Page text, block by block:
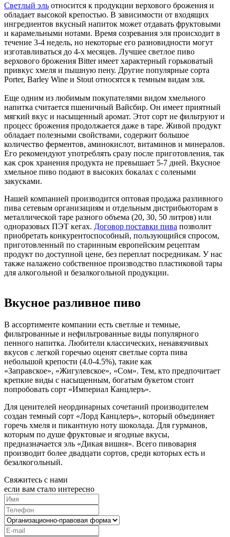
Светлый эль относится к продукции верхового брожения и
обладает высокой крепостью. В зависимости от входящих
ингредиентов вкусный напиток может отдавать фруктовыми
и карамельными нотами. Время созревания эля происходит в
течение 3-4 недель, но некоторые его разновидности могут
изготавливаться до 4-х месяцев. Лучшее светлое пиво
верхового брожения Bitter имеет характерный горьковатый
привкус хмеля и пышную пену. Другие популярные сорта
Porter, Barley Wine и Stout относятся к темным видам эля.
Еще одним из любимым покупателями видом хмельного
напитка считается пшеничный Вайсбир. Он имеет приятный
мягкий вкус и насыщенный аромат. Этот сорт не фильтруют и
процесс брожения продолжается даже в таре. Живой продукт
обладает полезными свойствами, содержит большое
количество ферментов, аминокислот, витаминов и минералов.
Его рекомендуют употреблять сразу после приготовления, так
как срок хранения продукта не превышает 5-7 дней. Вкусное
хмельное пиво подают в высоких бокалах с солеными
закусками.
Нашей компанией производится оптовая продажа разливного
пива сетевым организациям и отдельным дистрибьюторам в
металлической таре разного объема (20, 30, 50 литров) или
одноразовых ПЭТ кегах. Договор поставки пива позволит
приобретать конкурентоспособный, пользующийся спросом,
приготовленный по старинным европейским рецептам
продукт по доступной цене, без переплат посредникам. У нас
также налажено собственное производство пластиковой тары
для алкогольной и безалкогольной продукции.
Вкусное разливное пиво
В ассортименте компании есть светлые и темные,
фильтрованные и нефильтрованные виды популярного
пенного напитка. Любители классических, ненавязчивых
вкусов с легкой горечью оценят светлые сорта пива
небольшой крепости (4.0-4.5%), такие как
«Заправское», «Жигулевское», «Сом». Тем, кто предпочитает
крепкие виды с насыщенным, богатым букетом стоит
попробовать сорт «Империал Канцлеръ».
Для ценителей неординарных сочетаний производителем
создан темный сорт «Лорд Канцлеръ», который объединяет
горечь хмеля и пикантную ноту шоколада. Для гурманов,
которым по душе фруктовые и ягодные вкусы,
предназначается эль «Дикая вишня». Всего пивоварня
производит более двадцати сортов, среди которых есть и
безалкогольный.
Свяжитесь с нами
если вам стало интересно